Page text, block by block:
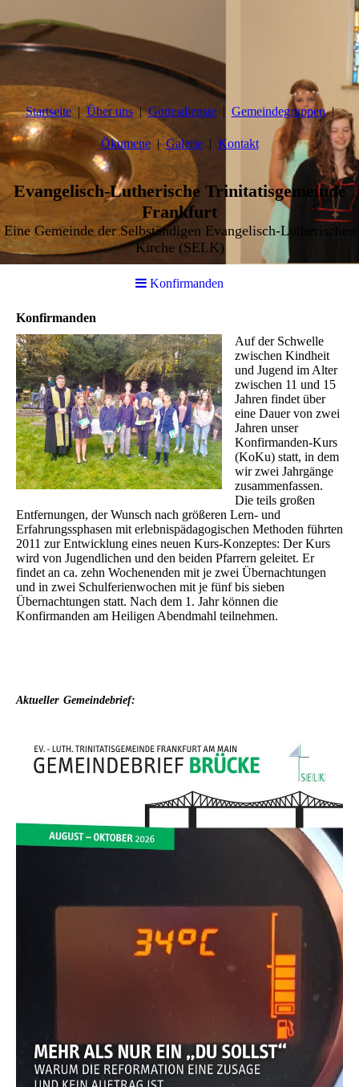
Startseite Über uns Gottesdienste Gemeindegruppen
Ökumene Galerie Kontakt
Evangelisch-Lutherische Trinitatisgemeinde
Frankfurt
Eine Gemeinde der Selbständigen Evangelisch-Lutherischen
Kirche (SELK)
Konfirmanden
Konfirmanden
Auf der Schwelle
zwischen Kindheit
und Jugend im Alter
zwischen 11 und 15
Jahren findet über
eine Dauer von zwei
Jahren unser
Konfirmanden-Kurs
(KoKu) statt, in dem
wir zwei Jahrgänge
zusammenfassen.
Die teils großen
Entfernungen, der Wunsch nach größeren Lern- und
Erfahrungssphasen mit erlebnispädagogischen Methoden führten
2011 zur Entwicklung eines neuen Kurs-Konzeptes: Der Kurs
wird von Jugendlichen und den beiden Pfarrern geleitet. Er
findet an ca. zehn Wochenenden mit je zwei Übernachtungen
und in zwei Schulferienwochen mit je fünf bis sieben
Übernachtungen statt. Nach dem 1. Jahr können die
Konfirmanden am Heiligen Abendmahl teilnehmen.
Aktueller Gemeindebrief: